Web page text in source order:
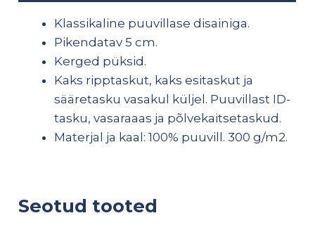
Klassikaline puuvillase disainiga.
Pikendatav 5 cm.
Kerged püksid.
Kaks ripptaskut, kaks esitaskut ja
sääretasku vasakul küljel. Puuvillast ID-
tasku, vasaraaas ja põlvekaitsetaskud.
Materjal ja kaal: 100% puuvill. 300 g/m2.
Seotud tooted